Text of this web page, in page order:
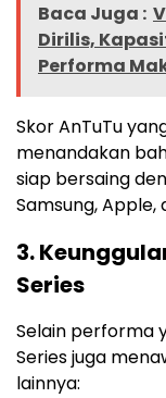
Baca Juga :
Dirilis,
Performa
Skor AnTuTu
menandakan
siap bersaing
Samsung, Apple,
3.
Series
Selain performa
Series juga
lainnya: